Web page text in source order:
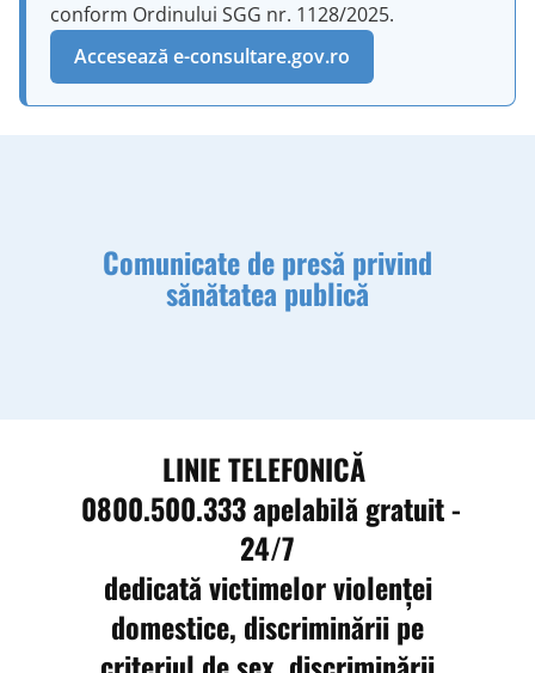
conform Ordinului SGG nr. 1128/2025.
Accesează e-consultare.gov.ro
Comunicate de presă privind
sănătatea publică
LINIE TELEFONICĂ
0800.500.333apelabilă gratuit -
24/7
dedicată victimelor violenței
domestice, discriminării pe